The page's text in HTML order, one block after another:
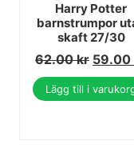
Harry Potter
barnstrumpor
skaft 27/30
62.00kr 59.00
Lägg till i